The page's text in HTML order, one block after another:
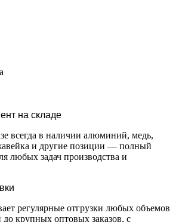
на складе
всегда в наличии алюминий, медь,
и другие позиции — полный
любых задач производства и
регулярные отгрузки любых объемов
крупных оптовых заказов, с